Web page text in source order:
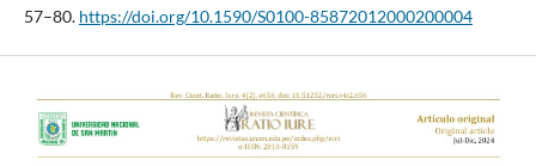
57–80. https://doi.org/10.1590/S0100-85872012000200004